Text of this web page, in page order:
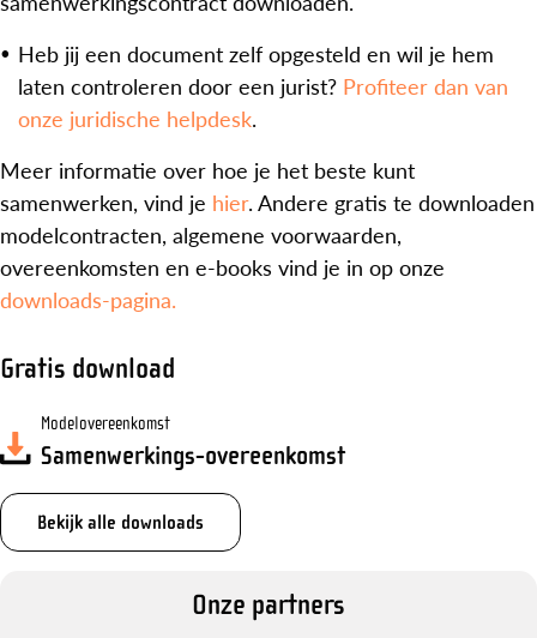
Heb jij een document zelf opgesteld en wil je hem
laten controleren door een jurist? Profiteer dan van
onze juridische helpdesk.
Meer informatie over hoe je het beste kunt
samenwerken, vind je hier. Andere gratis te downloaden
modelcontracten, algemene voorwaarden,
overeenkomsten en e-books vind je in op onze
downloads-pagina.
Gratis download
Modelovereenkomst
Samenwerkings-overeenkomst
Bekijk alle downloads
Onze partners